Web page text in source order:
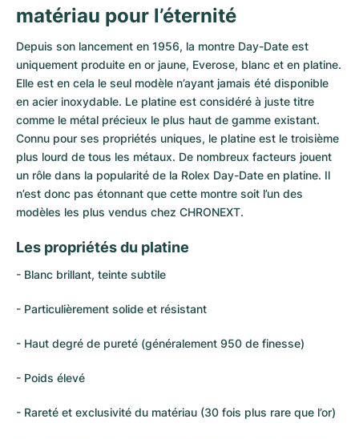
matériau pour l’éternité
Depuis son lancement en 1956, la montre Day-Date est
uniquement produite en or jaune, Everose, blanc et en platine.
Elle est en cela le seul modèle n’ayant jamais été disponible
en acier inoxydable. Le platine est considéré à juste titre
comme le métal précieux le plus haut de gamme existant.
Connu pour ses propriétés uniques, le platine est le troisième
plus lourd de tous les métaux. De nombreux facteurs jouent
un rôle dans la popularité de la Rolex Day-Date en platine. Il
n’est donc pas étonnant que cette montre soit l’un des
modèles les plus vendus chez CHRONEXT.
Les propriétés du platine
- Blanc brillant, teinte subtile
- Particulièrement solide et résistant
- Haut degré de pureté (généralement 950 de finesse)
- Poids élevé
- Rareté et exclusivité du matériau (30 fois plus rare que l’or)